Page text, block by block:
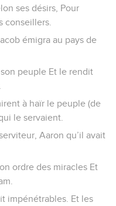
ses désirs, Pour
conseillers.
émigra au pays de
peuple Et le rendit
à haïr le peuple (de
le servaient.
Aaron qu’il avait
ordre des miracles Et
impénétrables. Et les